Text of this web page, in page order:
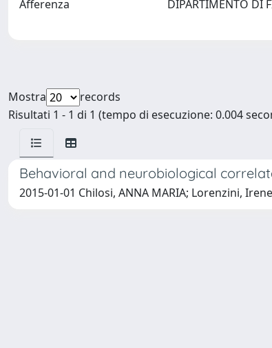
Afferenza DIPARTIMENTO DI
Mostra
records
Risultati 1 - 1 di 1 (tempo di esecuzione: 0.004
Behavioral and neurobiological
2015-01-01 Chilosi, ANNA MARIA; Lorenzini,